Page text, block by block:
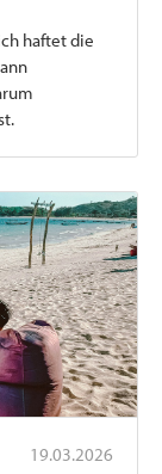
haftet die
19.03.2026